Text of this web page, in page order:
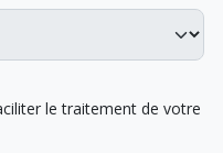
le traitement de votre